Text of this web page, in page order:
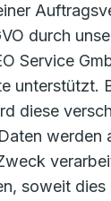
durch
Service
unterstützt.
diese
werden
soweit